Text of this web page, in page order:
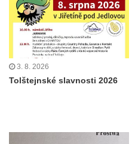
3. 8. 2026
Tolštejnské slavnosti 2026